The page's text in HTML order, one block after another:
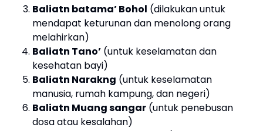
Baliatn batama’ Bohol (dilakukan untuk
mendapat keturunan dan menolong orang
melahirkan)
Baliatn Tano’ (untuk keselamatan dan
kesehatan bayi)
Baliatn Narakng (untuk keselamatan
manusia, rumah kampung, dan negeri)
Baliatn Muang sangar (untuk penebusan
dosa atau kesalahan)